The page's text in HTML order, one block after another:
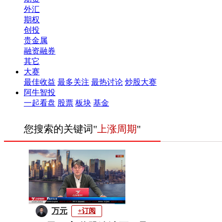
外汇
期权
创投
贵金属
融资融券
其它
大赛
最佳收益 最多关注 最热讨论 炒股大赛
阿牛智投
一起看盘 股票 板块 基金
您搜索的关键词" 上涨周期"
万元 +订阅